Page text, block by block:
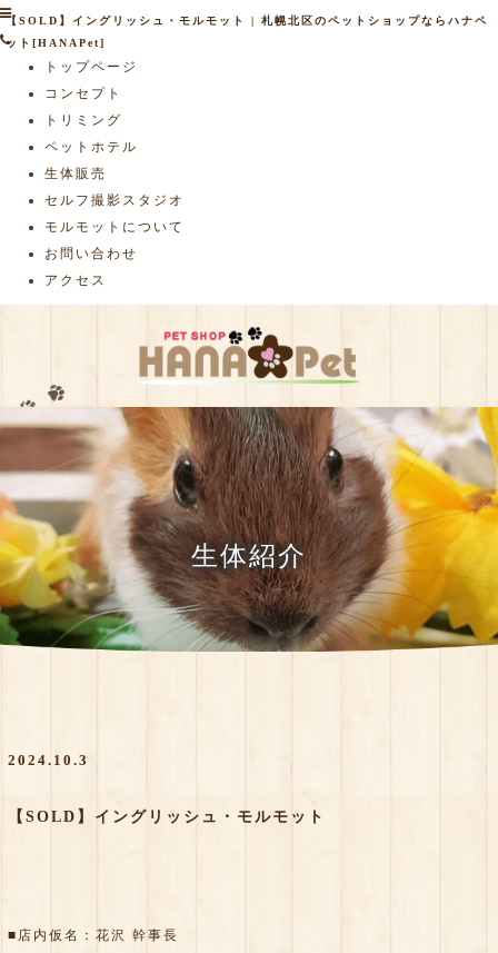
【SOLD】イングリッシュ・モルモット | 札幌北区のペットショップならハナペ
ット[HANAPet]
トップページ
コンセプト
トリミング
ペットホテル
生体販売
セルフ撮影スタジオ
モルモットについて
お問い合わせ
アクセス
生体紹介
2024.10.3
【SOLD】イングリッシュ・モルモット
■店内仮名：花沢 幹事長